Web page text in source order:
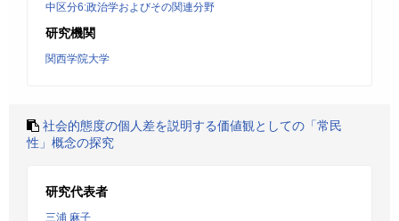
中区分6:政治学およびその関連分野
研究機関
関西学院大学
社会的態度の個人差を説明する価値観としての「常民
性」概念の探究
研究代表者
三浦 麻子